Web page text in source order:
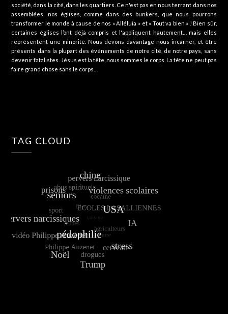
société, dans la cité, dans les quartiers. Ce n'est pas en nous terrant dans nos
assemblées, nos églises, comme dans des bunkers, que nous pourrons
transformer le monde à cause de nos « Alléluia » et « Tout va bien » ! Bien sûr,
certaines églises l’ont déjà compris et l'appliquent hautement… mais elles
représentent une minorité. Nous devons davantage nous incarner, et être
présents dans la plupart des événements de notre cité, de notre pays, sans
devenir fatalistes. Jésus est la tête, nous sommes le corps. La tête ne peut pas
faire grand chose sans le corps…
TAG CLOUD